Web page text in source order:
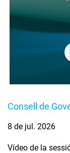
Consell de
8 de jul. 2026
Vídeo de la